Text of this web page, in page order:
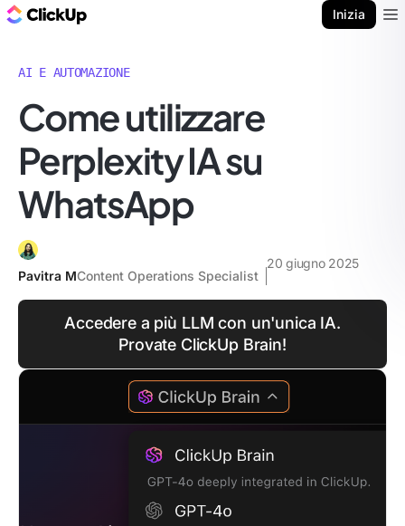
Inizia
AI E AUTOMAZIONE
Come utilizzare
Perplexity IA su
WhatsApp
Pavitra MContent Operations Specialist
20 giugno 2025
Accedere a più LLM con un'unica IA.
Provate ClickUp Brain!